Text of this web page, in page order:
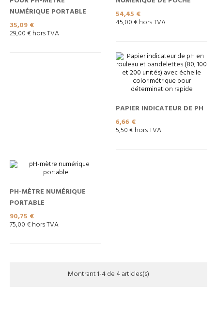
NUMÉRIQUE PORTABLE
Prix
35,09 €
29,00 € hors TVA
Prix
54,45 €
45,00 € hors TVA
PAPIER INDICATEUR DE PH
Prix
6,66 €
5,50 € hors TVA
PH-MÈTRE NUMÉRIQUE
PORTABLE
Prix
90,75 €
75,00 € hors TVA
Montrant 1-4 de 4 articles(s)